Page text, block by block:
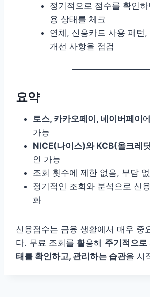
정기적으로 점수를 확인
용 상태를 체크
연체, 신용카드 사용 패턴,
개선 사항을 점검
요약
토스, 카카오페이, 네이버페이
가능
NICE(나이스)와 KCB(올크레
인 가능
조회 횟수에 제한 없음, 부담
정기적인 조회와 분석으로 신
화
신용점수는 금융 생활에서 매우 중
다. 무료 조회를 활용해 주기적으로
태를 확인하고, 관리하는 습관을 시